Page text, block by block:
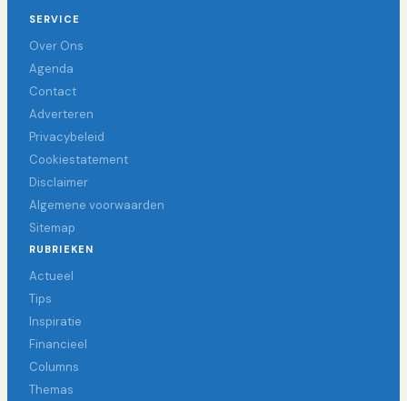
SERVICE
Over Ons
Agenda
Contact
Adverteren
Privacybeleid
Cookiestatement
Disclaimer
Algemene voorwaarden
Sitemap
RUBRIEKEN
Actueel
Tips
Inspiratie
Financieel
Columns
Themas